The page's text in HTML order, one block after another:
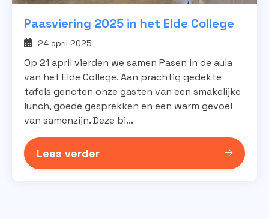
Paasviering 2025 in het Elde College
24 april 2025
Op 21 april vierden we samen Pasen in de aula
van het Elde College. Aan prachtig gedekte
tafels genoten onze gasten van een smakelijke
lunch, goede gesprekken en een warm gevoel
van samenzijn. Deze bi...
Lees verder